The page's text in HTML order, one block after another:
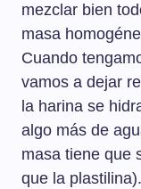
mezclar bien
masa
Cuando
vamos a dejar
la harina se
algo más de
masa tiene que
que la